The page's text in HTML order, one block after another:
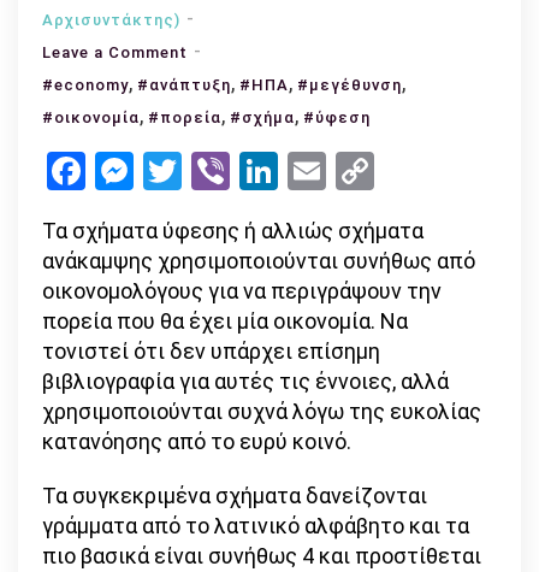
Αρχισυντάκτης)
Leave a Comment on
Τα
σχήματα
ποια
ακολουθεί
η
οικονομία;
#economy, #ανάπτυξη, #ΗΠΑ, #μεγέθυνση,
#οικονομία, #πορεία, #σχήμα, #ύφεση
Facebook
Messenger
Twitter
ViberLinkedIn
Email
Τα σχήματα ύφεσης ή αλλιώς σχήματα
ανάκαμψης χρησιμοποιούνται συνήθως από
οικονομολόγους για να περιγράψουν την
πορεία που θα έχει μία οικονομία. Να
τονιστεί ότι δεν υπάρχει επίσημη
βιβλιογραφία για αυτές τις έννοιες, αλλά
χρησιμοποιούνται συχνά λόγω της ευκολίας
κατανόησης από το ευρύ κοινό.
Τα συγκεκριμένα σχήματα δανείζονται
γράμματα από το λατινικό αλφάβητο και τα
πιο βασικά είναι συνήθως 4 και προστίθεται